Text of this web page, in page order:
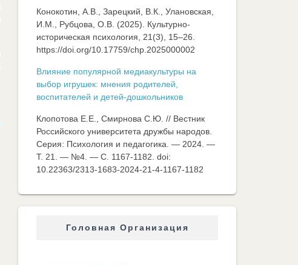
Конокотин, А.В., Зарецкий, В.К., Улановская,
И.М., Рубцова, О.В. (2025). Культурно-
историческая психология, 21(3), 15–26.
https://doi.org/10.17759/chp.2025000002
Влияние популярной медиакультуры на
выбор игрушек: мнения родителей,
воспитателей и детей-дошкольников
Клопотова Е.Е., Смирнова С.Ю. // Вестник
Российского университета дружбы народов.
Серия: Психология и педагогика. — 2024. —
Т. 21. — №4. — C. 1167-1182. doi:
10.22363/2313-1683-2024-21-4-1167-1182
Головная Организация